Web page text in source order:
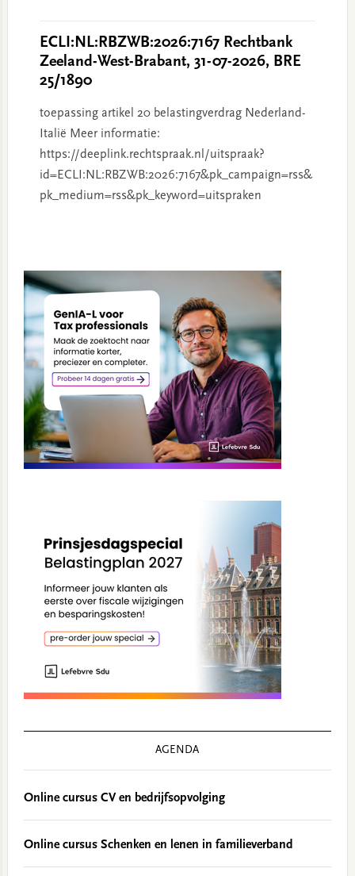
ECLI:NL:RBZWB:2026:7167 Rechtbank
Zeeland-West-Brabant, 31-07-2026, BRE
25/1890
toepassing artikel 20 belastingverdrag Nederland-
Italië Meer informatie:
https://deeplink.rechtspraak.nl/uitspraak?
id=ECLI:NL:RBZWB:2026:7167&pk_campaign=rss&
pk_medium=rss&pk_keyword=uitspraken
Sidebar
AGENDA
Online cursus CV en bedrijfsopvolging
Online cursus Schenken en lenen in familieverband